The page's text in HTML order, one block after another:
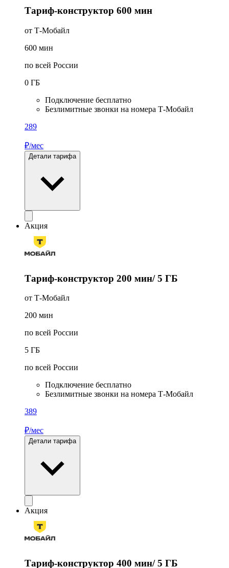
Тариф-конструктор 600 мин
от Т-Мобайл
600 мин
по всей России
0 ГБ
Подключение бесплатно
Безлимитные звонки на номера Т-Мобайл
289
₽/мес
Детали тарифа
Акция
Тариф-конструктор 200 мин/ 5 ГБ
от Т-Мобайл
200 мин
по всей России
5 ГБ
по всей России
Подключение бесплатно
Безлимитные звонки на номера Т-Мобайл
389
₽/мес
Детали тарифа
Акция
Тариф-конструктор 400 мин/ 5 ГБ